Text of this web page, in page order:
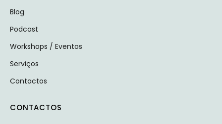
Blog
Podcast
Workshops / Eventos
Serviços
Contactos
CONTACTOS